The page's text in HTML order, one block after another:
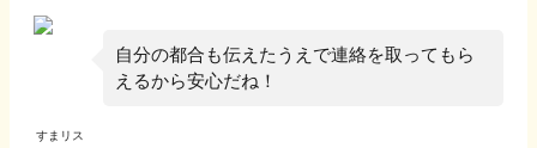
自分の都合も伝えたうえで連絡を取ってもら
えるから安心だね！